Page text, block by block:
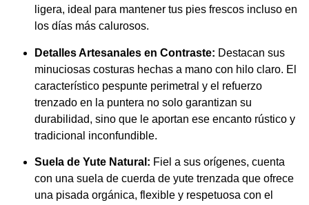
ligera, ideal para mantener tus pies frescos incluso en
los días más calurosos.
Detalles Artesanales en Contraste: Destacan sus
minuciosas costuras hechas a mano con hilo claro. El
característico pespunte perimetral y el refuerzo
trenzado en la puntera no solo garantizan su
durabilidad, sino que le aportan ese encanto rústico y
tradicional inconfundible.
Suela de Yute Natural: Fiel a sus orígenes, cuenta
con una suela de cuerda de yute trenzada que ofrece
una pisada orgánica, flexible y respetuosa con el